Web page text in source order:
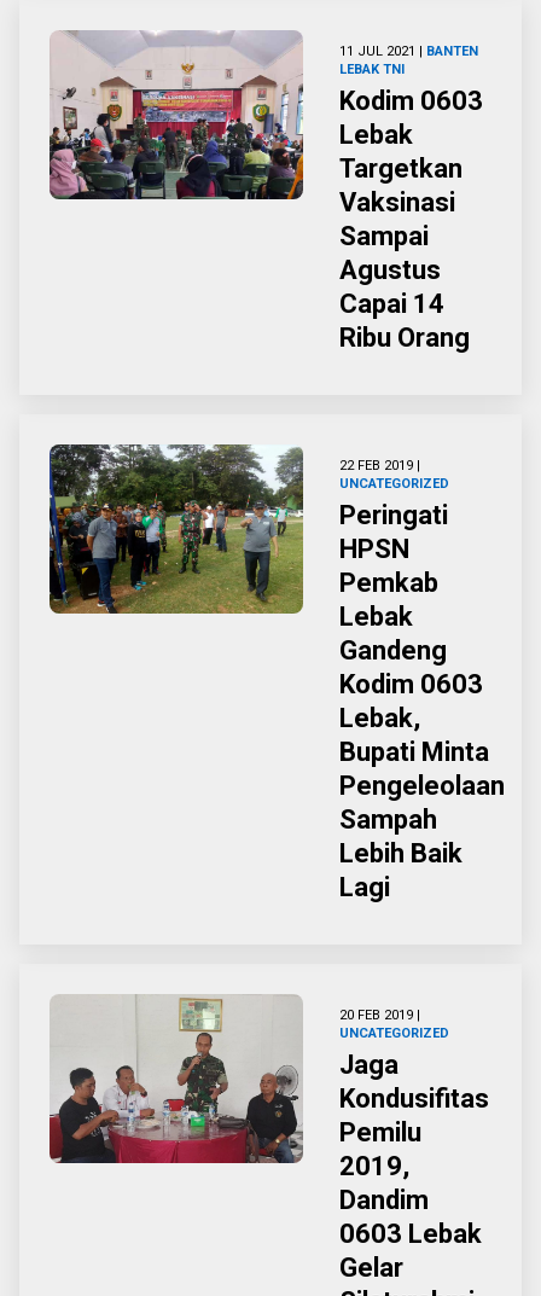
11 JUL 2021 | BANTEN
LEBAK TNI
Kodim 0603
Lebak
Targetkan
Vaksinasi
Sampai
Agustus
Capai 14
Ribu Orang
22 FEB 2019 |
UNCATEGORIZED
Peringati
HPSN
Pemkab
Lebak
Gandeng
Kodim 0603
Lebak,
Bupati Minta
Pengeleolaan
Sampah
Lebih Baik
Lagi
20 FEB 2019 |
UNCATEGORIZED
Jaga
Kondusifitas
Pemilu
2019,
Dandim
0603 Lebak
Gelar